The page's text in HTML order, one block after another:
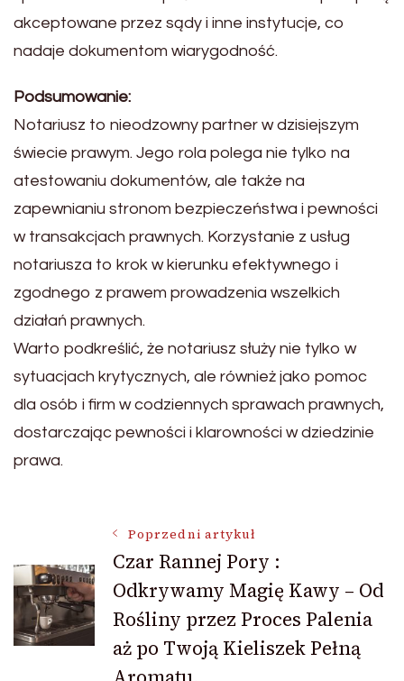
akceptowane przez sądy i inne instytucje, co
nadaje dokumentom wiarygodność.
Podsumowanie:
Notariusz to nieodzowny partner w dzisiejszym
świecie prawym. Jego rola polega nie tylko na
atestowaniu dokumentów, ale także na
zapewnianiu stronom bezpieczeństwa i pewności
w transakcjach prawnych. Korzystanie z usług
notariusza to krok w kierunku efektywnego i
zgodnego z prawem prowadzenia wszelkich
działań prawnych.
Warto podkreślić, że notariusz służy nie tylko w
sytuacjach krytycznych, ale również jako pomoc
dla osób i firm w codziennych sprawach prawnych,
dostarczając pewności i klarowności w dziedzinie
prawa.
Nawigacja
wpisu
Poprzedni artykuł
Czar Rannej Pory :
Odkrywamy Magię Kawy – Od
Rośliny przez Proces Palenia
aż po Twoją Kieliszek Pełną